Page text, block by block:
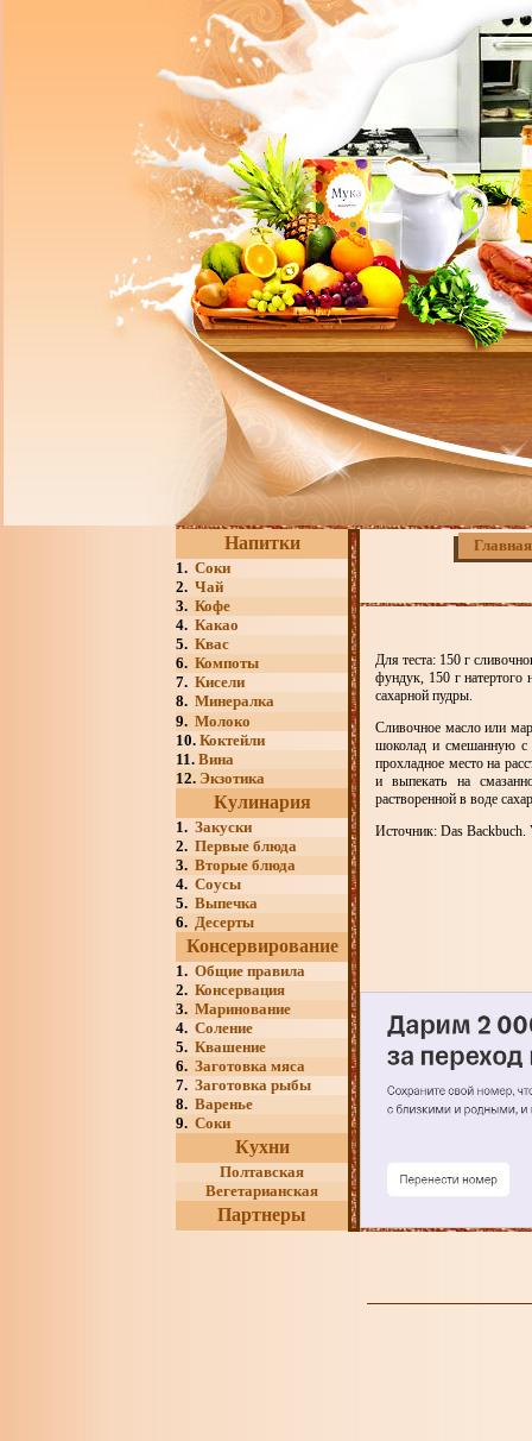
Напитки
1. Соки
2. Чай
3. Кофе
4. Какао
5. Квас
6. Компоты
7. Кисели
8. Минералка
9. Молоко
10. Коктейли
11. Вина
12. Экзотика
Кулинария
1. Закуски
2. Первые блюда
3. Вторые блюда
4. Соусы
5. Выпечка
6. Десерты
Консервирование
1. Общие правила
2. Консервация
3. Маринование
4. Соление
5. Квашение
6. Заготовка мяса
7. Заготовка рыбы
8. Варенье
9. Соки
Кухни
Полтавская
Вегетарианская
Партнеры
Главная
Для теста: 150 г
фундук, 150 г
сахарной пудры.
Сливочное масло или
шоколад и смешанную с
прохладное место на
и выпекать на
растворенной в воде
Источник: Das Backbuch.